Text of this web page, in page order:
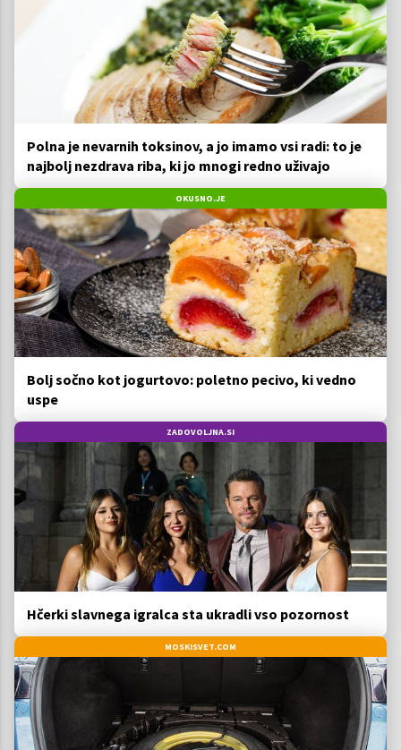
Polna je nevarnih toksinov, a jo imamo vsi radi: to je
najbolj nezdrava riba, ki jo mnogi redno uživajo
OKUSNO.JE
Bolj sočno kot jogurtovo: poletno pecivo, ki vedno
uspe
ZADOVOLJNA.SI
Hčerki slavnega igralca sta ukradli vso pozornost
MOSKISVET.COM